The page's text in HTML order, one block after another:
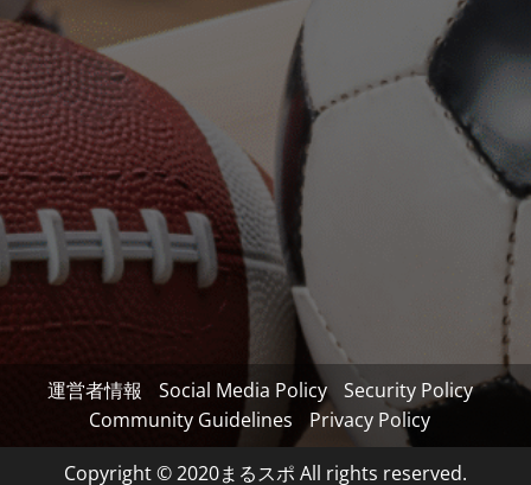
運営者情報 Social Media Policy
Security Policy
Community Guidelines
Privacy Policy
Copyright © 2020まるスポ All rights reserved.